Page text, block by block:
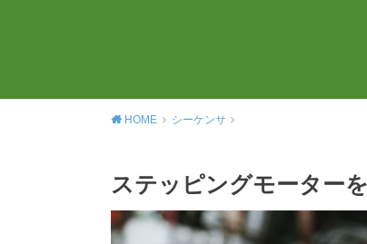
HOME シーケンサ
ステッピングモーター